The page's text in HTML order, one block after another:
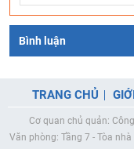
Bình luận
TRANG CHỦ
Cơ quan chủ quản:
Văn phòng: Tầng 7 - Tòa